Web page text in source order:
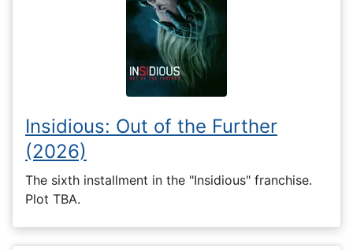
Insidious: Out of the Further
(2026)
The sixth installment in the "Insidious" franchise.
Plot TBA.